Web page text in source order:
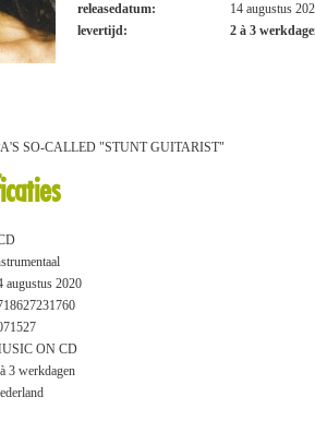
releasedatum:
14 augustus
levertijd:
2 à 3
SO-CALLED "STUNT GUITARIST"
augustus 2020
ON CD
3 werkdagen